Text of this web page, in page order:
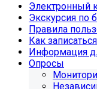
Электронный
Экскурсия по
Правила
Как
Информация
Опросы